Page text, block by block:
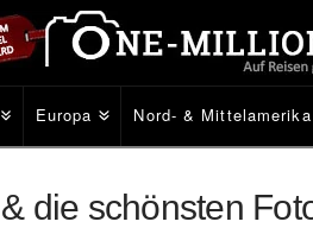
Europa Nord- & Mittelamerika
die schönsten